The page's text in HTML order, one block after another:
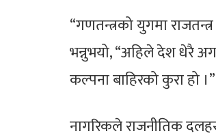
“गणतन्त्रको युगमा
भन्नुभयो, “अहिले देश धेरै
कल्पना बाहिरको कुरा हो ।”
नागरिकले राजनीतिक